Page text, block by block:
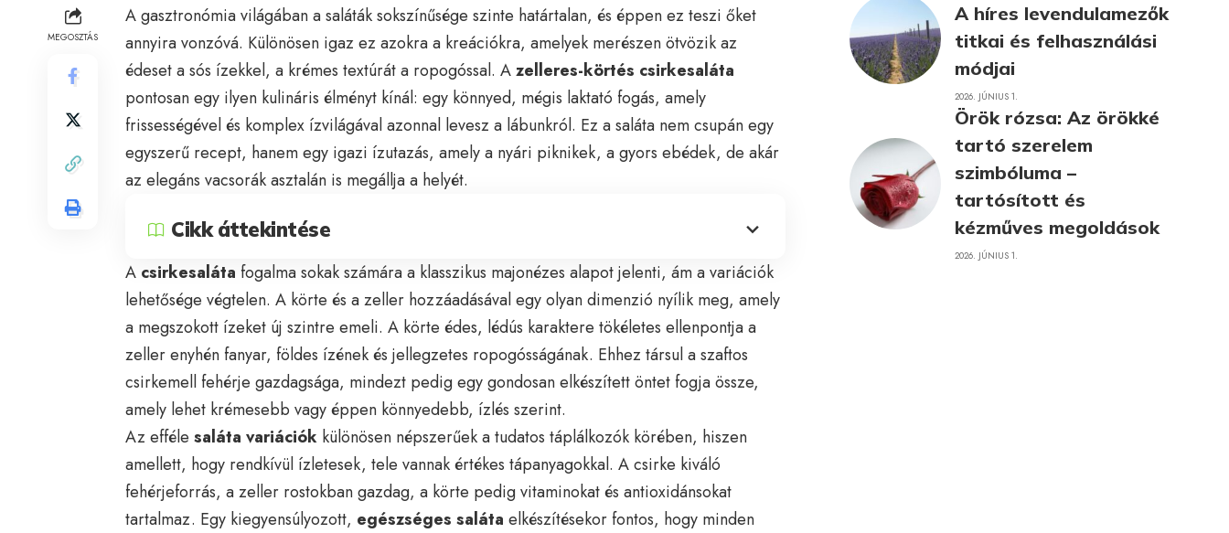
MEGOSZTÁS
A gasztronómia világában a saláták sokszínűsége szinte határtalan, és éppen ez teszi őket
annyira vonzóvá. Különösen igaz ez azokra a kreációkra, amelyek merészen ötvözik az
édeset a sós ízekkel, a krémes textúrát a ropogóssal. Azelleres-körtés csirkesaláta
pontosan egy ilyen kulináris élményt kínál: egy könnyed, mégis laktató fogás, amely
frissességével és komplex ízvilágával azonnal levesz a lábunkról. Ez a saláta nem csupán egy
egyszerű recept, hanem egy igazi ízutazás, amely a nyári piknikek, a gyors ebédek, de akár
az elegáns vacsorák asztalán is megállja a helyét.
Cikk áttekintése
A csirkesaláta fogalma sokak számára a klasszikus majonézes alapot jelenti, ám a variációk
lehetősége végtelen. A körte és a zeller hozzáadásával egy olyan dimenzió nyílik meg, amely
a megszokott ízeket új szintre emeli. A körte édes, lédús karaktere tökéletes ellenpontja a
zeller enyhén fanyar, földes ízének és jellegzetes ropogósságának. Ehhez társul a szaftos
csirkemell fehérje gazdagsága, mindezt pedig egy gondosan elkészített öntet fogja össze,
amely lehet krémesebb vagy éppen könnyedebb, ízlés szerint.
Az efféle saláta variációk különösen népszerűek a tudatos táplálkozók körében, hiszen
amellett, hogy rendkívül ízletesek, tele vannak értékes tápanyagokkal. A csirke kiváló
fehérjeforrás, a zeller rostokban gazdag, a körte pedig vitaminokat és antioxidánsokat
tartalmaz. Egy kiegyensúlyozott, egészséges saláta elkészítésekor fontos, hogy minden
A híres levendulamezők
titkai és felhasználási
módjai
2026. JÚNIUS 1.
Örök rózsa: Az örökké
tartó szerelem
szimbóluma –
tartósított és
kézműves megoldások
2026. JÚNIUS 1.